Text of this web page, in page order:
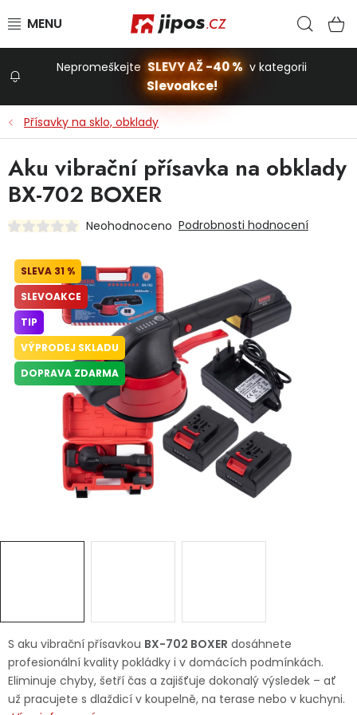
Stavba a dům
Dílna
Domácnost
Dětská hřiště
Autodoplňky
Vánoce
Značky
Nepromeškejte SLEVY AŽ -40 % v kategorii
Slevoakce!
Přísavky na sklo, obklady
S aku vibrační přísavkou BX-702 BOXER dosáhnete
profesionální kvality pokládky i v domácích podmínkách.
Eliminuje chyby, šetří čas a zajišťuje dokonalý výsledek – ať
už pracujete s dlaždicí v koupelně, na terase nebo v kuchyni.
Aku vibrační přísavka na obklady
BX-702 BOXER
Neohodnoceno Podrobnosti hodnocení
31 %
SLEVOAKCE
TIP
VÝPRODEJ SKLADU
DOPRAVA ZDARMA